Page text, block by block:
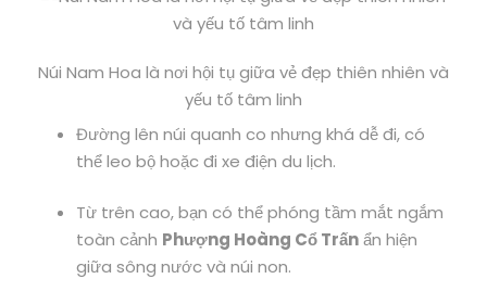
Núi Nam Hoa là nơi hội tụ giữa vẻ đẹp thiên nhiên và
yếu tố tâm linh
Đường lên núi quanh co nhưng khá dễ đi, có
thể leo bộ hoặc đi xe điện du lịch.
Từ trên cao, bạn có thể phóng tầm mắt ngắm
toàn cảnh Phượng Hoàng Cổ Trấnẩn hiện
giữa sông nước và núi non.